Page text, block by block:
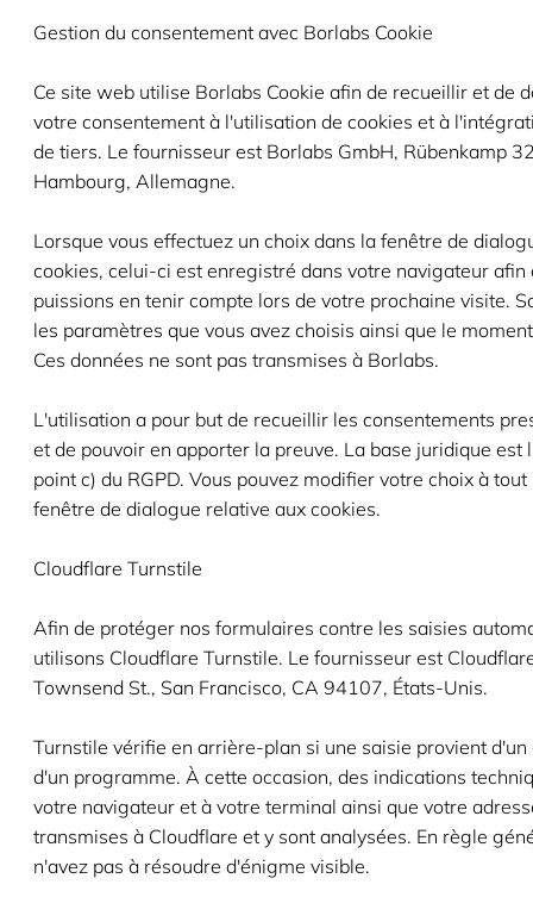
Gestion du consentement avec Borlabs Cookie
Ce site web utilise Borlabs Cookie afin de recueillir et de
votre consentement à l'utilisation de cookies et à
de tiers. Le fournisseur est Borlabs GmbH, Rübenkamp
Hambourg, Allemagne.
Lorsque vous effectuez un choix dans la fenêtre de
cookies, celui-ci est enregistré dans votre navigateur afin
puissions en tenir compte lors de votre prochaine visite.
les paramètres que vous avez choisis ainsi que le
Ces données ne sont pas transmises à Borlabs.
L'utilisation a pour but de recueillir les consentements
et de pouvoir en apporter la preuve. La base juridique est
point c) du RGPD. Vous pouvez modifier votre choix à
fenêtre de dialogue relative aux cookies.
Cloudflare Turnstile
Afin de protéger nos formulaires contre les saisies
utilisons Cloudflare Turnstile. Le fournisseur est
Townsend St., San Francisco, CA 94107, États-Unis.
Turnstile vérifie en arrière-plan si une saisie provient
d'un programme. À cette occasion, des indications
votre navigateur et à votre terminal ainsi que votre
transmises à Cloudflare et y sont analysées. En règle
n'avez pas à résoudre d'énigme visible.